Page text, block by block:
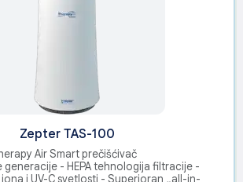
Zepter TAS-100
Air Smart prečišćivač
generacije - HEPA tehnologija filtracije -
i UV-C svetlosti - Superioran „all-in-